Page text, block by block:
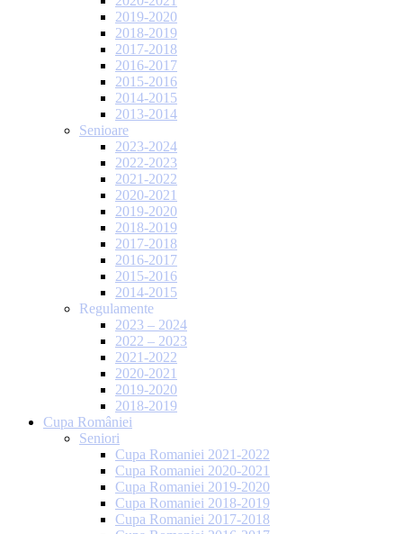
2019-2020
2018-2019
2017-2018
2016-2017
2015-2016
2014-2015
2013-2014
Senioare
2023-2024
2022-2023
2021-2022
2020-2021
2019-2020
2018-2019
2017-2018
2016-2017
2015-2016
2014-2015
Regulamente
2023 – 2024
2022 – 2023
2021-2022
2020-2021
2019-2020
2018-2019
Cupa României
Seniori
Cupa Romaniei 2021-2022
Cupa Romaniei 2020-2021
Cupa Romaniei 2019-2020
Cupa Romaniei 2018-2019
Cupa Romaniei 2017-2018